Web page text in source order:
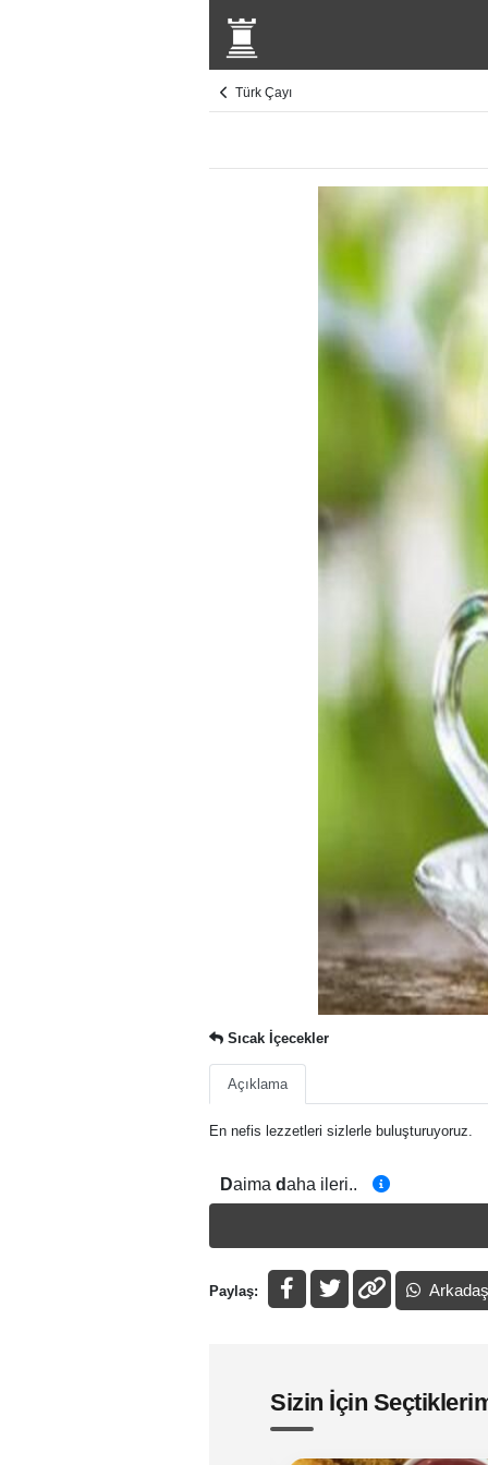
Türk Çayı
Sıcak İçecekler
Açıklama
En nefis lezzetleri sizlerle buluşturuyoruz.
Daima daha ileri..
Paylaş:
Sizin İçin